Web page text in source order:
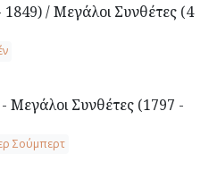
/ Μεγάλοι Συνθέτες (4
Μεγάλοι Συνθέτες (1797 -
Σούμπερτ